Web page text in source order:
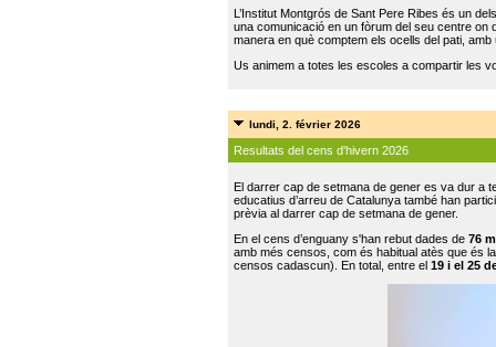
L’Institut Montgrós de Sant Pere Ribes és un
una comunicació en un fòrum del seu centre on
manera en què comptem els ocells del pati,
Us animem a totes les escoles a compartir les
lundi, 2. février 2026
Resultats del cens d'hivern 2026
El darrer cap de setmana de gener es va dur a
educatius d’arreu de Catalunya també han
prèvia al darrer cap de setmana de gener.
En el cens d’enguany s'han rebut dades de 76
amb més censos, com és habitual atès que és
censos cadascun). En total, entre el 19 i el 25